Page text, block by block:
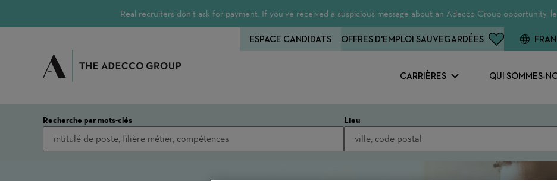
Real recruiters don’t ask for payment. If you’ve received a suspicious message about an Adecco Group opportunity,
CARRIÈRES QUI SOMMES-
ESPACE CANDIDATS OFFRES D'EMPLOI SAUVEGARDÉES
Recherche par mots-clés Lieu